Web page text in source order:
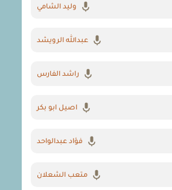
وليد الشامي
عبدالله الرويشد
راشد الفارس
اصيل ابو بكر
فؤاد عبدالواحد
متعب الشعلان